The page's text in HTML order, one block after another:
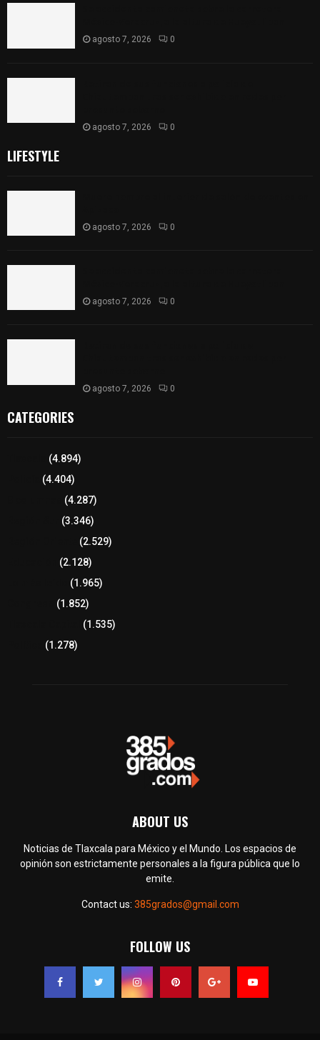
agosto 7, 2026 0
agosto 7, 2026 0
LIFESTYLE
agosto 7, 2026 0
agosto 7, 2026 0
agosto 7, 2026 0
CATEGORIES
(4.894)
(4.404)
(4.287)
(3.346)
(2.529)
(2.128)
(1.965)
(1.852)
(1.535)
(1.278)
ABOUT US
Noticias de Tlaxcala para México y el Mundo. Los espacios de
opinión son estrictamente personales a la figura pública que lo
emite.
Contact us: 385grados@gmail.com
FOLLOW US